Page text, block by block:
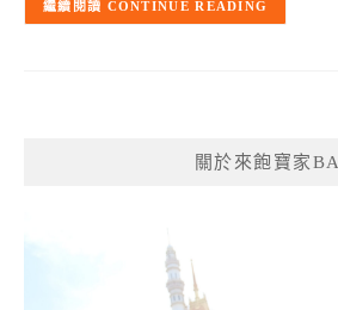
CONTINUE READING
關於來飽寶家BA